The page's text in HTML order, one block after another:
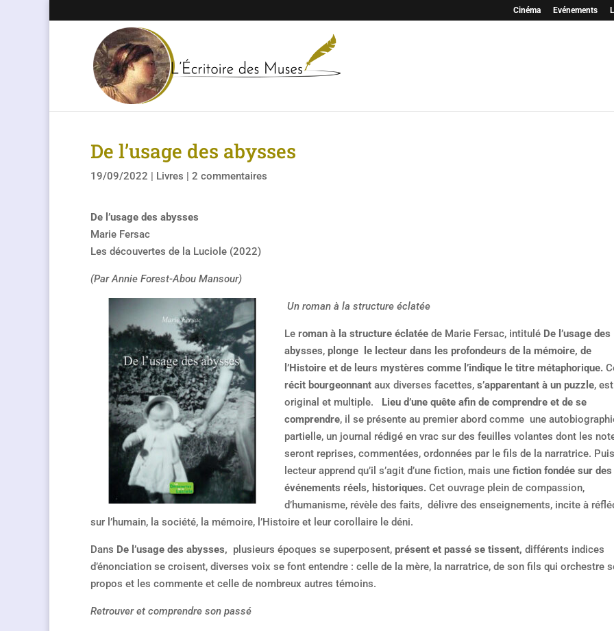
Cinéma Evénements
De l’usage des abysses
19/09/2022 | Livres | 2 commentaires
De l’usage des abysses
Marie Fersac
Les découvertes de la Luciole (2022)
(Par Annie Forest-Abou Mansour)
Un roman à la structure éclatée
Le roman à la structure éclatée de Marie Fersac, intitulé De l’usage des
abysses, plonge le lecteur dans les profondeurs de la mémoire, de
l’Histoire et de leurs mystères comme l’indique le titre métaphorique.
récit bourgeonnant aux diverses facettes, s’apparentant à un puzzle, est
original et multiple. Lieu d’une quête afin de comprendre et de se
comprendre, il se présente au premier abord comme une
partielle, un journal rédigé en vrac sur des feuilles volantes dont les
seront reprises, commentées, ordonnées par le fils de la narratrice.
lecteur apprend qu’il s’agit d’une fiction, mais une fiction fondée sur des
événements réels, historiques. Cet ouvrage plein de compassion,
d’humanisme, révèle des faits, délivre des enseignements, incite à
sur l’humain, la société, la mémoire, l’Histoire et leur corollaire le déni.
Dans De l’usage des abysses, plusieurs époques se superposent, présent et passé se tissent, différents indices
d’énonciation se croisent, diverses voix se font entendre : celle de la mère, la narratrice, de son fils qui orchestre
propos et les commente et celle de nombreux autres témoins.
Retrouver et comprendre son passé